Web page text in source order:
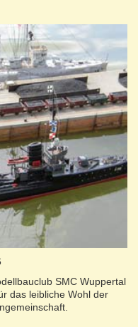
SMC Wuppertal
das leibliche Wohl der